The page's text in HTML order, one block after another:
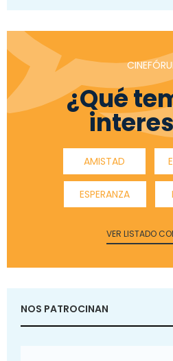
¿Qué
AMISTAD
ESPERANZA
VER LISTADO
NOS PATROCINAN